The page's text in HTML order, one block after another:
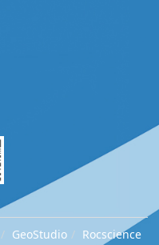
GeoStudio Rocscience